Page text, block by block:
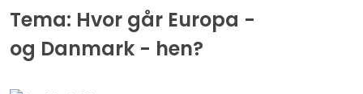
Tema: Hvor går Europa -
og Danmark - hen?